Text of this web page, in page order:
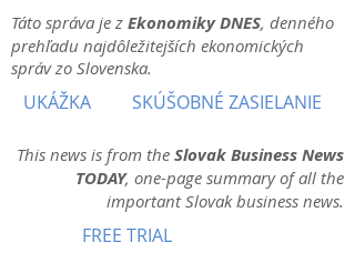
Táto správa je z Ekonomiky DNES, denného
prehľadu najdôležitejších ekonomických
správ zo Slovenska.
UKÁŽKA SKÚŠOBNÉ ZASIELANIE
This news is from the Slovak Business News
TODAY, one-page summary of all the
important Slovak business news.
FREE TRIAL